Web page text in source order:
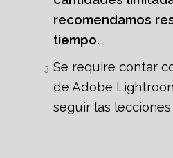
recomendamos
tiempo.
Se require contar
de Adobe
seguir las